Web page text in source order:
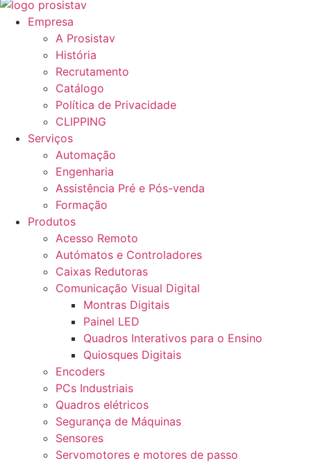
Empresa
A Prosistav
História
Recrutamento
Catálogo
Política de Privacidade
CLIPPING
Serviços
Automação
Engenharia
Assistência Pré e Pós-venda
Formação
Produtos
Acesso Remoto
Autómatos e Controladores
Caixas Redutoras
Comunicação Visual Digital
Montras Digitais
Painel LED
Quadros Interativos para o Ensino
Quiosques Digitais
Encoders
PCs Industriais
Quadros elétricos
Segurança de Máquinas
Sensores
Servomotores e motores de passo